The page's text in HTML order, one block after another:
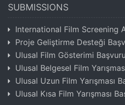
SUBMISSIONS
International Film Screening
Proje Geliştirme Desteği
Ulusal Film Gösterimi
Ulusal Belgesel Film
Ulusal Uzun Film Yarışması
Ulusal Kısa Film Yarışması